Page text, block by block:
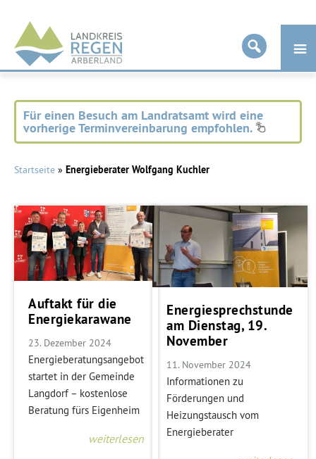
Landkreis
Regen
Für einen Besuch am Landratsamt wird eine
vorherige Terminvereinbarung empfohlen.
Startseite » Energieberater Wolfgang Kuchler
Auftakt für die
Energiekarawane
23. Dezember 2024
Energieberatungsangebot
startet in der Gemeinde
Langdorf – kostenlose
Beratung fürs Eigenheim
weiterlesen
Energiesprechstunde
am Dienstag, 19.
November
11. November 2024
Informationen zu
Förderungen und
Heizungstausch vom
Energieberater